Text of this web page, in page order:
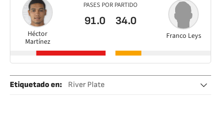
PASES POR PARTIDO
Héctor
Martínez
91.0
Franco Leys
34.0
Etiquetado en:
River Plate